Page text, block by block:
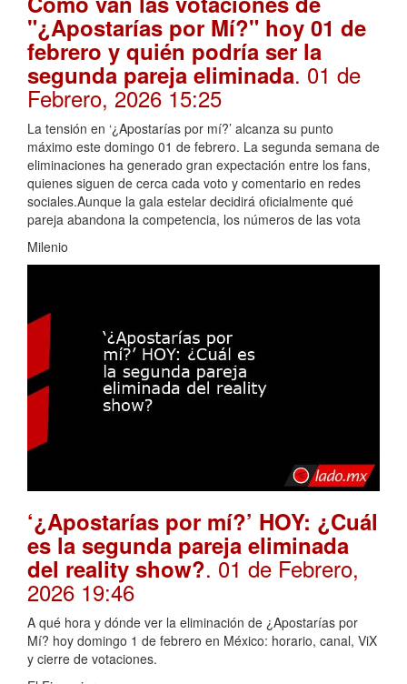
"¿Apostarías por Mí?" hoy 01 de
febrero y quién podría ser la
segunda pareja eliminada. 01 de
Febrero, 2026 15:25
La tensión en ‘¿Apostarías por mí?’ alcanza su punto
máximo este domingo 01 de febrero. La segunda semana de
eliminaciones ha generado gran expectación entre los fans,
quienes siguen de cerca cada voto y comentario en redes
sociales.Aunque la gala estelar decidirá oficialmente qué
pareja abandona la competencia, los números de las vota
Milenio
‘¿Apostarías por mí?’ HOY: ¿Cuál
es la segunda pareja eliminada
del reality show?. 01 de Febrero,
2026 19:46
A qué hora y dónde ver la eliminación de ¿Apostarías por
Mí? hoy domingo 1 de febrero en México: horario, canal, ViX
y cierre de votaciones.